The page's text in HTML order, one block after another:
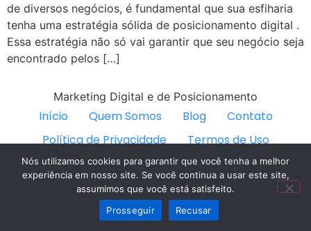
de diversos negócios, é fundamental que sua esfiharia
tenha uma estratégia sólida de posicionamento digital .
Essa estratégia não só vai garantir que seu negócio seja
encontrado pelos […]
Marketing Digital e de Posicionamento
Início Quem Somos Blog
Contato
Política de Privacidade
Termos de Uso
Acessar Dados
Todos os direitos reservados
Nós utilizamos cookies para garantir que você tenha a melhor
experiência em nosso site. Se você continua a usar este site,
assumimos que você está satisfeito.
Prosseguir
Recusar